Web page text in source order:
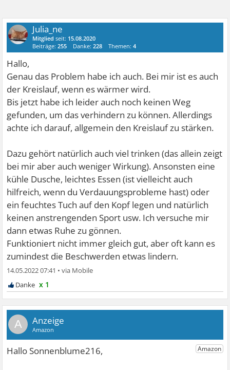
Julia_ne
Mitglied seit: 15.08.2020
Beiträge:255 Danke:228 Themen:4
Hallo,
Genau das Problem habe ich auch. Bei mir ist es auch
der Kreislauf, wenn es wärmer wird.
Bis jetzt habe ich leider auch noch keinen Weg
gefunden, um das verhindern zu können. Allerdings
achte ich darauf, allgemein den Kreislauf zu stärken.
Dazu gehört natürlich auch viel trinken (das allein zeigt
bei mir aber auch weniger Wirkung). Ansonsten eine
kühle Dusche, leichtes Essen (ist vielleicht auch
hilfreich, wenn du Verdauungsprobleme hast) oder
ein feuchtes Tuch auf den Kopf legen und natürlich
keinen anstrengenden Sport usw. Ich versuche mir
dann etwas Ruhe zu gönnen.
Funktioniert nicht immer gleich gut, aber oft kann es
zumindest die Beschwerden etwas lindern.
14.05.2022 07:41 •
x 1
A